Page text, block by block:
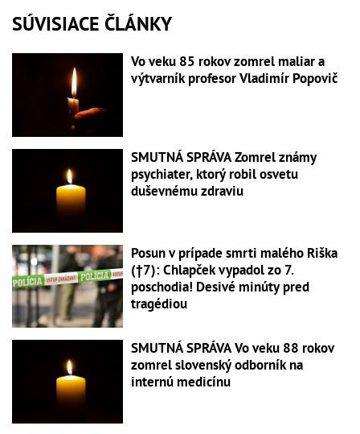
SÚVISIACE ČLÁNKY
Vo veku 85 rokov zomrel maliar a
výtvarník profesor Vladimír Popovič
SMUTNÁ SPRÁVA Zomrel známy
psychiater, ktorý robil osvetu
duševnému zdraviu
Posun v prípade smrti malého Riška
(†7): Chlapček vypadol zo 7.
poschodia! Desivé minúty pred
tragédiou
SMUTNÁ SPRÁVA Vo veku 88 rokov
zomrel slovenský odborník na
internú medicínu